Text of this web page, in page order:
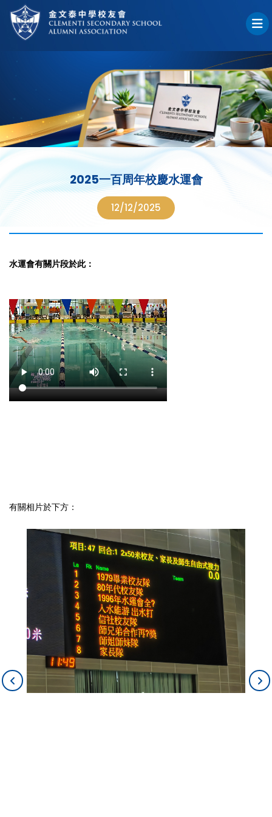
2025一百周年校慶水運會
12/12/2025
水運會有關片段於此：
有關相片於下方：